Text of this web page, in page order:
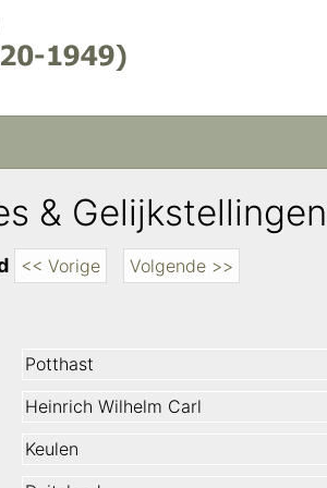
& Gelijkstellingen
<< Vorige Volgende >>
Potthast
Heinrich Wilhelm Carl
Keulen